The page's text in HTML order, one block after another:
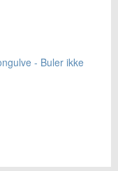
- Buler ikke